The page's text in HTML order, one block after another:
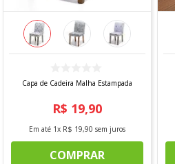
Capa de Cadeira Malha Estampada
R$ 19,90
Em até 1x R$ 19,90 sem juros
COMPRAR